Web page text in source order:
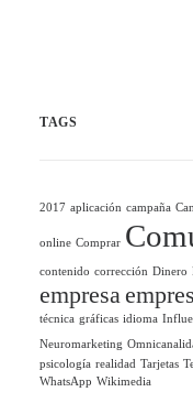
TAGS
2017 aplicación campaña
online Comprar
contenido corrección Dinero
empresa
técnica gráficas idioma
Neuromarketing
psicología realidad Tarjetas
WhatsApp Wikimedia